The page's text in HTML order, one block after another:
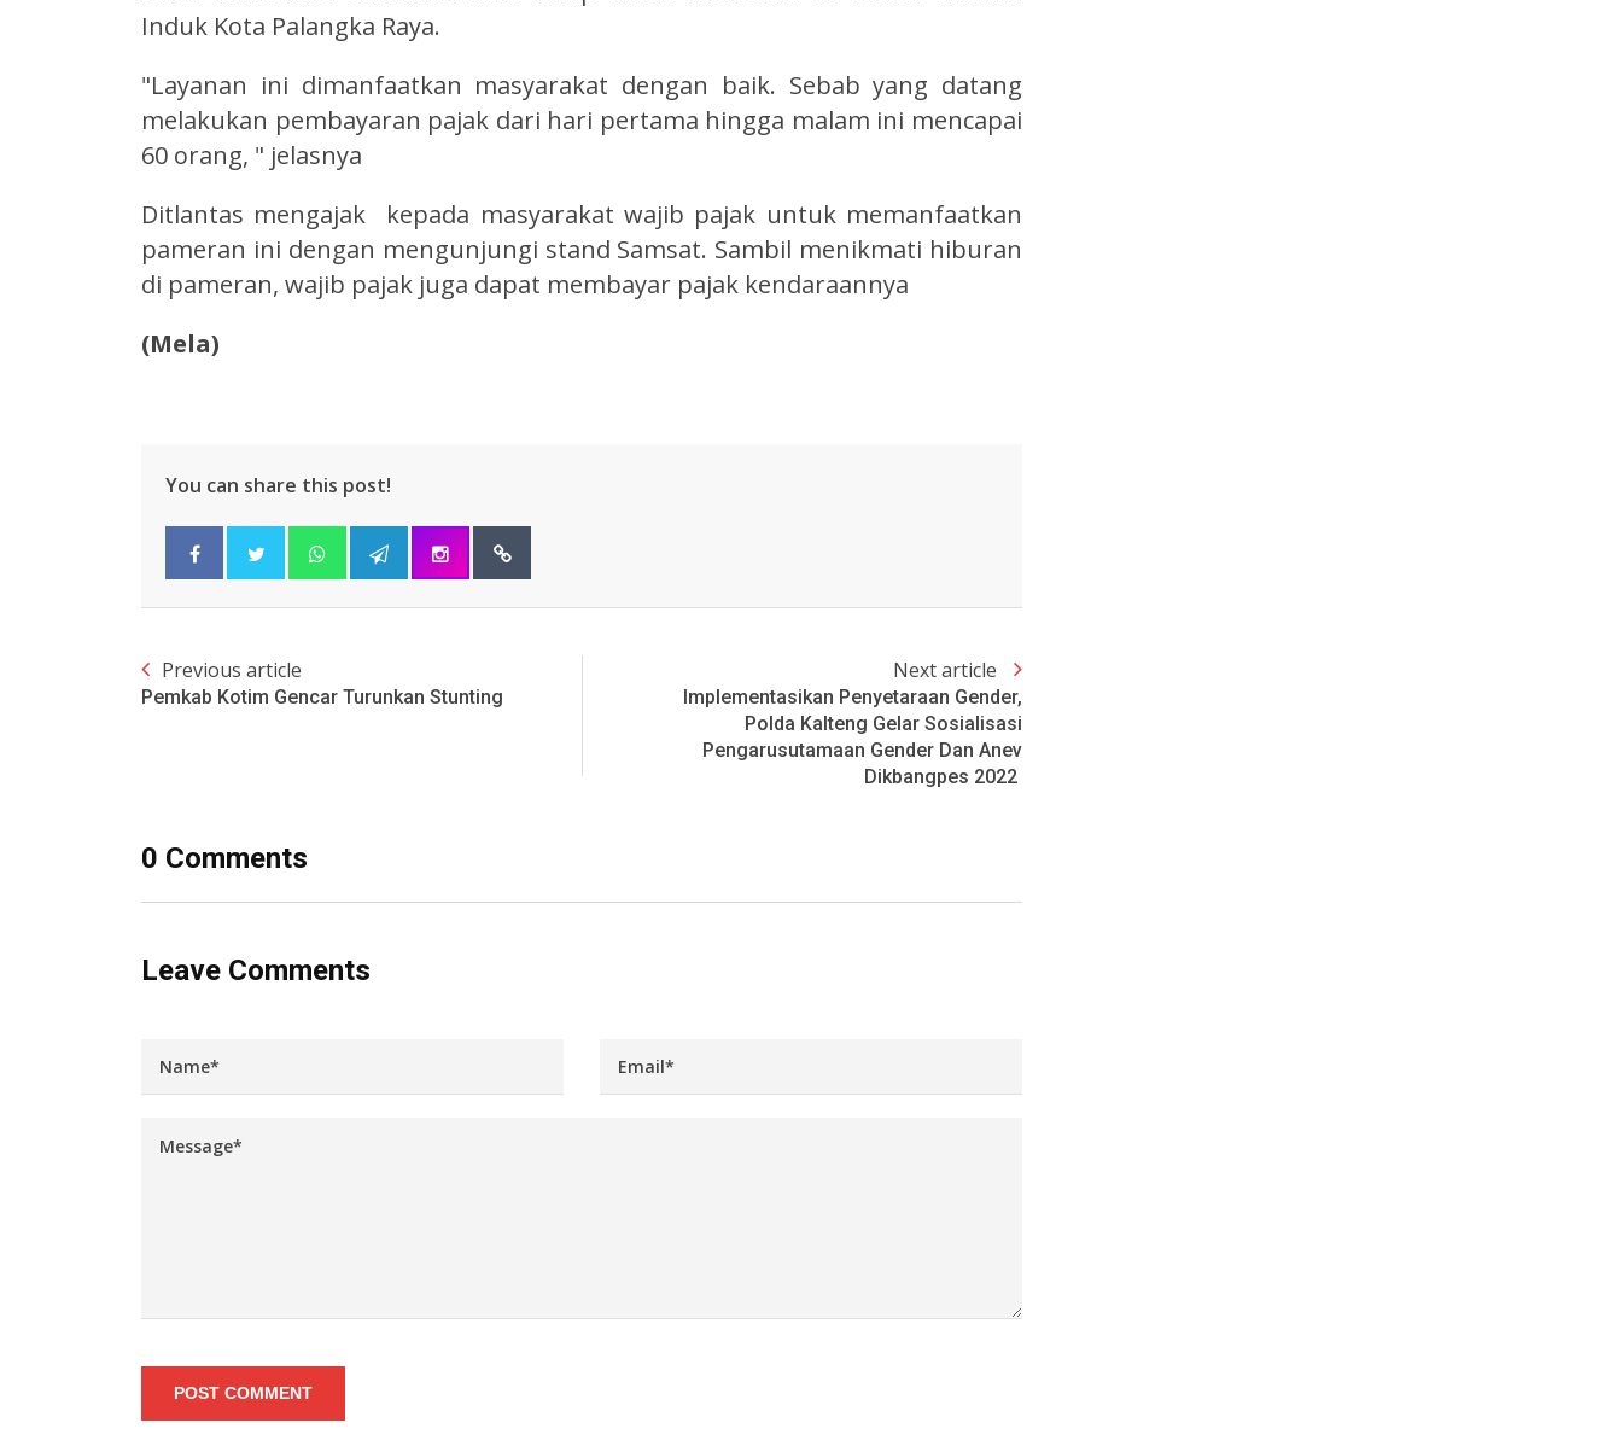
Induk Kota Palangka Raya.
"Layanan ini dimanfaatkan masyarakat dengan baik. Sebab yang datang
melakukan pembayaran pajak dari hari pertama hingga malam ini mencapai
60 orang, " jelasnya
Ditlantas mengajak kepada masyarakat wajib pajak untuk memanfaatkan
pameran ini dengan mengunjungi stand Samsat. Sambil menikmati hiburan
di pameran, wajib pajak juga dapat membayar pajak kendaraannya
(Mela)
You can share this post!
Previous article
Pemkab Kotim Gencar Turunkan Stunting
Next article
Implementasikan Penyetaraan Gender,
Polda Kalteng Gelar Sosialisasi
Pengarusutamaan Gender Dan Anev
Dikbangpes 2022
0 Comments
Leave Comments
POST COMMENT